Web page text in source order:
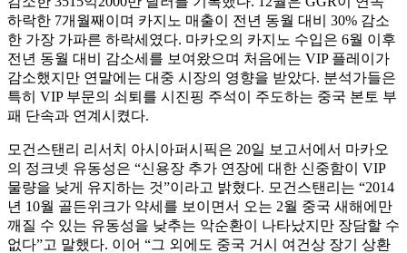
하락한 7개월째이며 카지노 매출이 전년 동월 대비 30% 감소
한 가장 가파른 하락세였다. 마카오의 카지노 수입은 6월 이후
전년 동월 대비 감소세를 보여왔으며 처음에는 VIP 플레이가
감소했지만 연말에는 대중 시장의 영향을 받았다. 분석가들은
특히 VIP 부문의 쇠퇴를 시진핑 주석이 주도하는 중국 본토 부
패 단속과 연계시켰다.
모건스탠리 리서치 아시아퍼시픽은 20일 보고서에서 마카오
의 정크넷 유동성은 “신용장 추가 연장에 대한 신중함이 VIP
물량을 낮게 유지하는 것”이라고 밝혔다. 모건스탠리는 “2014
년 10월 골든위크가 약세를 보이면서 오는 2월 중국 새해에만
깨질 수 있는 유동성을 낮추는 악순환이 나타났지만 장담할 수
없다”고 말했다. 이어 “그 외에도 중국 거시 여건상 장기 상환